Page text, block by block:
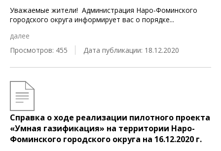
Уважаемые жители! Администрация Наро-Фоминского
городского округа информирует вас о порядке...
далее
Просмотров: 455
Дата публикации: 18.12.2020
Справка о ходе реализации пилотного проекта
«Умная газификация» на территории Наро-
Фоминского городского округа на 16.12.2020 г.